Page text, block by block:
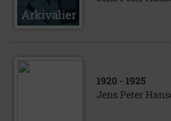
1920 - 1925
Jens Peter